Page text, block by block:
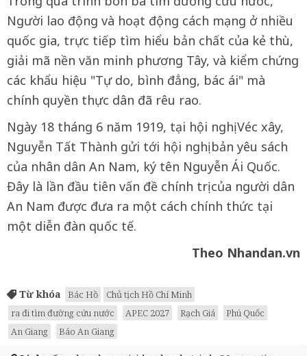
Người lao động và hoạt động cách mạng ở nhiều
quốc gia, trực tiếp tìm hiểu bản chất của kẻ thù,
giải mã nền văn minh phương Tây, và kiểm chứng
các khẩu hiệu "Tự do, bình đẳng, bác ái" mà
chính quyền thực dân đã rêu rao.
Ngày 18 tháng 6 năm 1919, tại hội nghị Véc xây,
Nguyễn Tất Thành gửi tới hội nghị bản yêu sách
của nhân dân An Nam, ký tên Nguyễn Ái Quốc.
Đây là lần đầu tiên vấn đề chính trị của người dân
An Nam được đưa ra một cách chính thức tại
một diễn đàn quốc tế.
Theo Nhandan.vn
Từ khóa Bác Hồ
Chủ tịch Hồ Chí Minh
ra đi tìm đường cứu nước
APEC 2027 Rạch Giá
Phú Quốc
An Giang
Báo An Giang